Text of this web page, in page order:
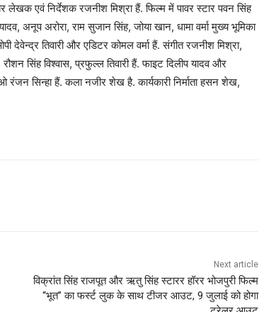
लेखक एवं निर्देशक रजनीश मिश्रा हैं. फिल्म में पावर स्टार पवन सिंह
अनूप अरोरा, राम सुजान सिंह, जोया खान, धामा वर्मा मुख्य भूमिका
तिवारी और एडिटर कोमल वर्मा हैं. संगीत रजनीश मिश्रा,
सिंह विश्वास, प्रफुल्ल तिवारी हैं. फाइट दिलीप यादव और
रंजन सिन्हा हैं. कला नजीर शेख है. कार्यकारी निर्माता हसन शेख,
Next article
विक्रांत सिंह राजपूत और ऋतु सिंह स्टारर हॉरर भोजपुरी फिल्म
“भूत” का फर्स्ट लुक के साथ टीजर आउट, 9 जुलाई को होगा